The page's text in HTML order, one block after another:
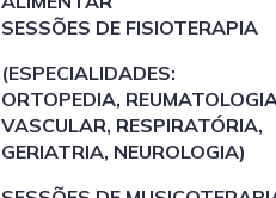
SESSÕES DE FISIOTERAPIA
(ESPECIALIDADES:
ORTOPEDIA,
VASCULAR, RESPIRATÓRIA,
GERIATRIA, NEUROLOGIA)